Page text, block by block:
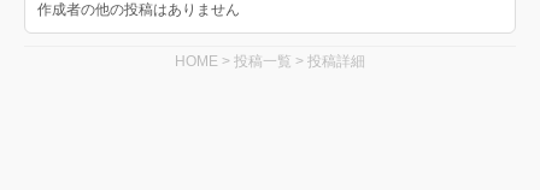
作成者の他の投稿はありません
HOME > 投稿一覧 > 投稿詳細